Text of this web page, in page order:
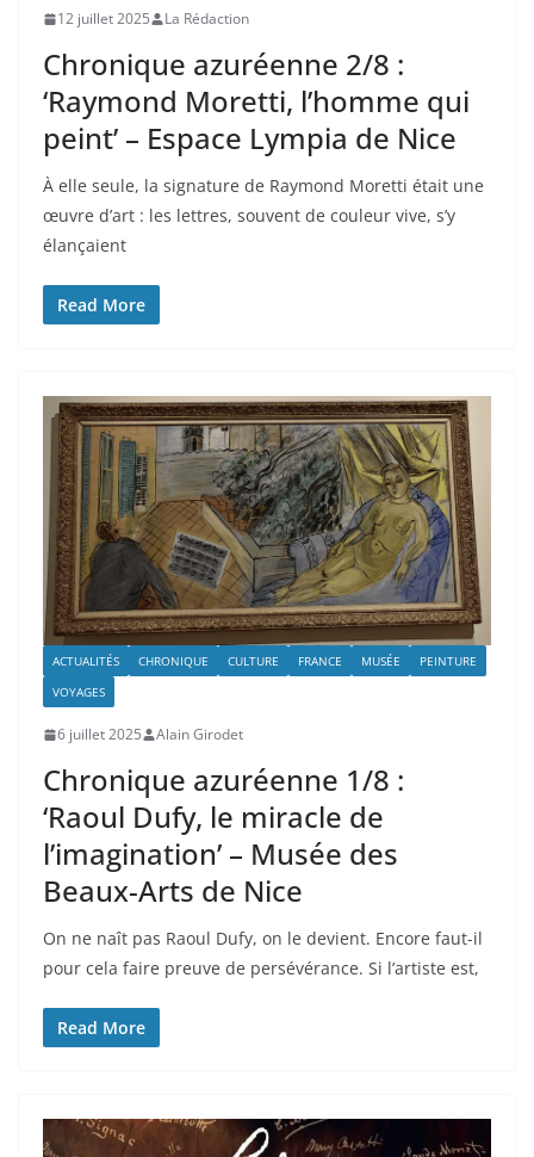
12 juillet 2025 La Rédaction
Chronique azuréenne 2/8 :
‘Raymond Moretti, l’homme qui
peint’ – Espace Lympia de Nice
À elle seule, la signature de Raymond Moretti était une
œuvre d’art : les lettres, souvent de couleur vive, s’y
élançaient
Read More
ACTUALITÉS CHRONIQUE CULTURE FRANCE MUSÉE
PEINTURE
VOYAGES
6 juillet 2025 Alain Girodet
Chronique azuréenne 1/8 :
‘Raoul Dufy, le miracle de
l’imagination’ – Musée des
Beaux-Arts de Nice
On ne naît pas Raoul Dufy, on le devient. Encore faut-il
pour cela faire preuve de persévérance. Si l’artiste est,
Read More